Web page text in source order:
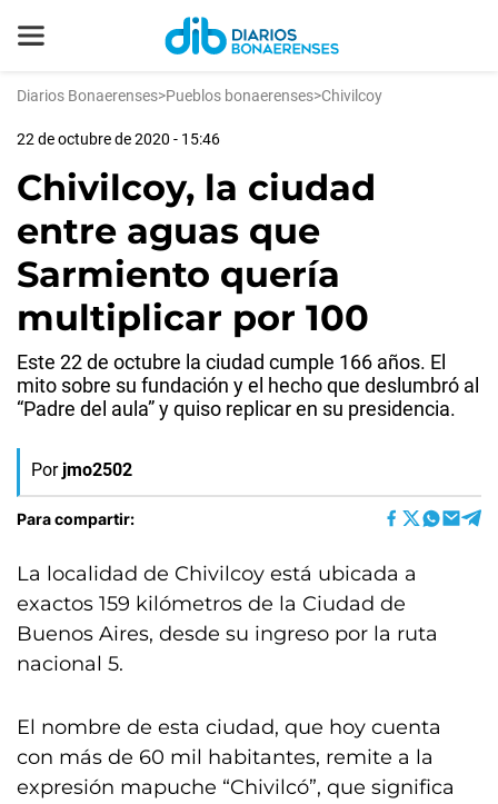
Diarios Bonaerenses>Pueblos bonaerenses>Chivilcoy
22 de octubre de 2020 - 15:46
Chivilcoy, la ciudad
entre aguas que
Sarmiento quería
multiplicar por 100
Este 22 de octubre la ciudad cumple 166 años. El
mito sobre su fundación y el hecho que deslumbró al
“Padre del aula” y quiso replicar en su presidencia.
Por jmo2502
Para compartir:
La localidad de Chivilcoy está ubicada a
exactos 159 kilómetros de la Ciudad de
Buenos Aires, desde su ingreso por la ruta
nacional 5.
El nombre de esta ciudad, que hoy cuenta
con más de 60 mil habitantes, remite a la
expresión mapuche “Chivilcó”, que significa